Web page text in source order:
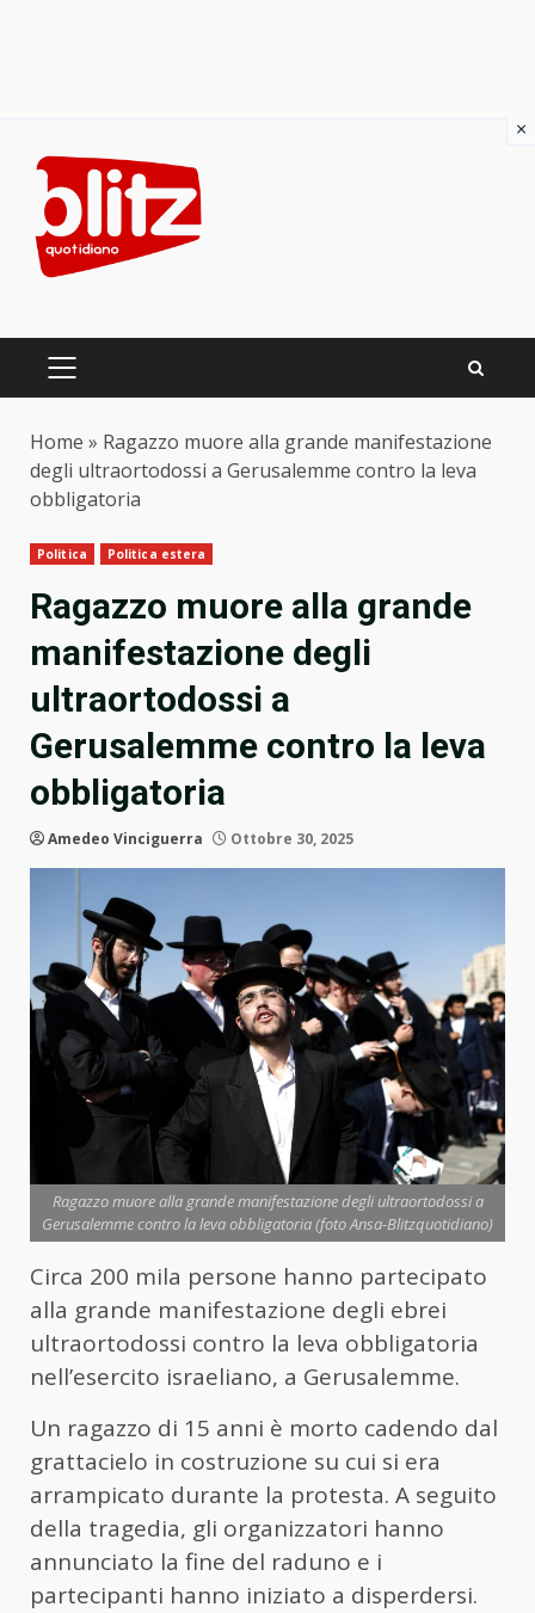
content
PRIMARY
Home » Ragazzo muore alla grande manifestazione
degli ultraortodossi a Gerusalemme contro la leva
obbligatoria
Politica Politica estera
Ragazzo muore alla grande
manifestazione degli
ultraortodossi a
Gerusalemme contro la leva
obbligatoria
Amedeo Vinciguerra Ottobre 30, 2025
Ragazzo muore alla grande manifestazione degli ultraortodossi a
Gerusalemme contro la leva obbligatoria (foto Ansa-Blitzquotidiano)
Circa 200 mila persone hanno partecipato
alla grande manifestazione degli ebrei
ultraortodossi contro la leva obbligatoria
nell’esercito israeliano, a Gerusalemme.
Un ragazzo di 15 anni è morto cadendo dal
grattacielo in costruzione su cui si era
arrampicato durante la protesta. A seguito
della tragedia, gli organizzatori hanno
annunciato la fine del raduno e i
partecipanti hanno iniziato a disperdersi.
×